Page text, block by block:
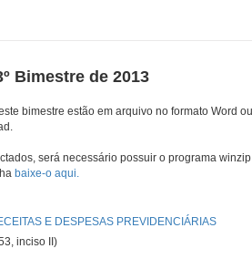
Bimestre de 2013
bimestre estão em arquivo no formato Word
será necessário possuir o programa
baixe-o aqui.
E DESPESAS PREVIDENCIÁRIAS
inciso II)